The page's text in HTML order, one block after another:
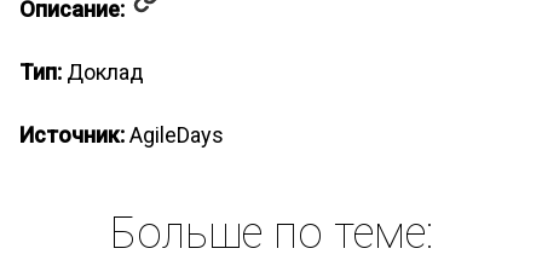
Описание:
Тип: Доклад
Источник:AgileDays
Больше по теме: